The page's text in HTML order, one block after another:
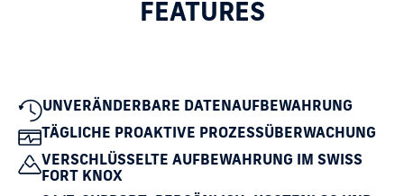
FEATURES
UNVERÄNDERBARE DATENAUFBEWAHRUNG
TÄGLICHE PROAKTIVE PROZESSÜBERWACHUNG
VERSCHLÜSSELTE AUFBEWAHRUNG IM SWISS
FORT KNOX